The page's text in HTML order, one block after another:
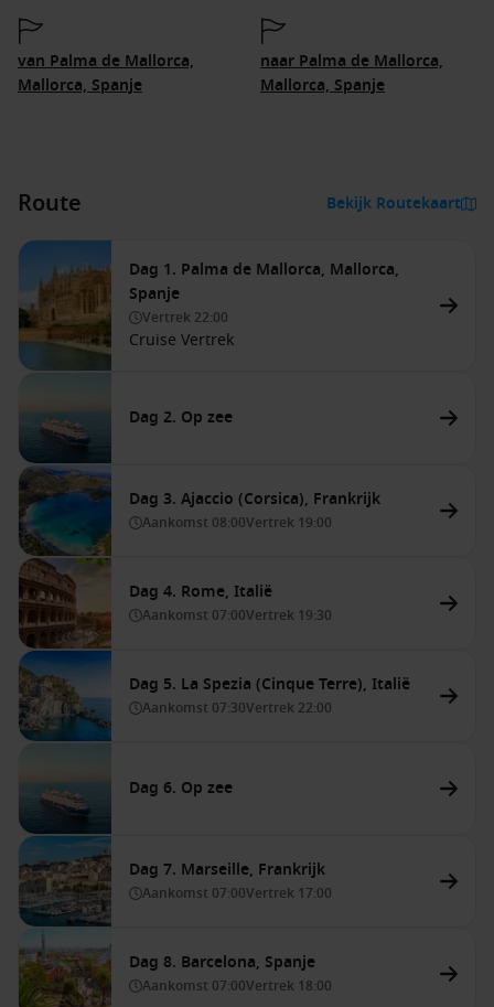
van Palma de Mallorca,
Mallorca, Spanje
naar Palma de Mallorca,
Mallorca, Spanje
Route Bekijk Routekaart
Dag 1. Palma de Mallorca, Mallorca,
Spanje
Vertrek 22:00
Cruise Vertrek
Dag 2. Op zee
Dag 3. Ajaccio (Corsica), Frankrijk
Aankomst 08:00Vertrek 19:00
Dag 4. Rome, Italië
Aankomst 07:00Vertrek 19:30
Dag 5. La Spezia (Cinque Terre), Italië
Aankomst 07:30Vertrek 22:00
Dag 6. Op zee
Dag 7. Marseille, Frankrijk
Aankomst 07:00Vertrek 17:00
Dag 8. Barcelona, Spanje
Aankomst 07:00Vertrek 18:00